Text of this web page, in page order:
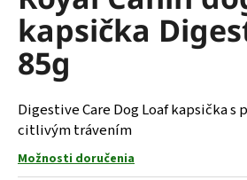
0,0
5
hviezdičiek.
kapsička
85g
Digestive Care Dog Loaf kapsička s
citlivým trávením
Možnosti doručenia
á
j
s
?